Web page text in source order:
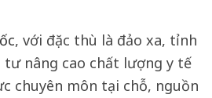
, với đặc thù là đảo xa, tỉnh
tư nâng cao chất lượng y tế
chuyên môn tại chỗ, nguồn